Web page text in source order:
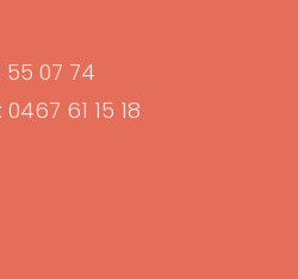
55 07 74
0467 61 15 18